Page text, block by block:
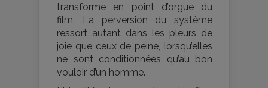
transforme en point d’orgue du
film. La perversion du système
ressort autant dans les pleurs de
joie que ceux de peine, lorsqu’elles
ne sont conditionnées qu’au bon
vouloir d’un homme.